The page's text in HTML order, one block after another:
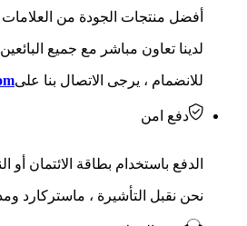
أفضل منتجات الجودة من العلامات
لدينا تعاون مباشر مع جميع
للانضمام ، يرجى الاتصال بنا على
دفع امن
الدفع باستخدام بطاقة الائتمان أو
نحن نقبل التأشيرة ، ماستركارد